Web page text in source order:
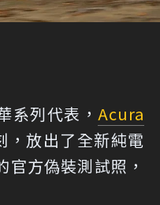
系列代表， Acura
，放出了全新純電
官方偽裝測試照，